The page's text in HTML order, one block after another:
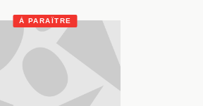
À PARAÎTRE